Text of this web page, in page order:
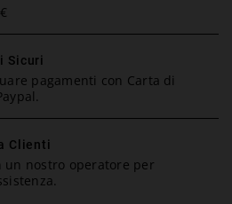
Sicuri
pagamenti con Carta di
Clienti
un nostro operatore per